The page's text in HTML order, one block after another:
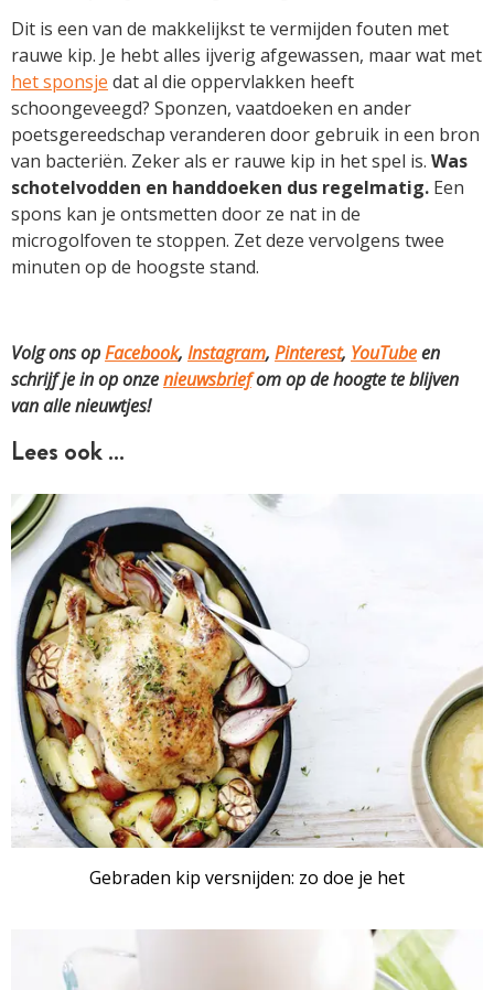
Dit is een van de makkelijkst te vermijden fouten met
rauwe kip. Je hebt alles ijverig afgewassen, maar wat met
het sponsje dat al die oppervlakken heeft
schoongeveegd? Sponzen, vaatdoeken en ander
poetsgereedschap veranderen door gebruik in een bron
van bacteriën. Zeker als er rauwe kip in het spel is. Was
schotelvodden en handdoeken dus regelmatig. Een
spons kan je ontsmetten door ze nat in de
microgolfoven te stoppen. Zet deze vervolgens twee
minuten op de hoogste stand.
Volg ons opFacebook, Instagram, Pinterest, YouTubeen
schrijf je in op onzenieuwsbriefom op de hoogte te blijven
van alle nieuwtjes!
Lees ook …
Gebraden kip versnijden: zo doe je het